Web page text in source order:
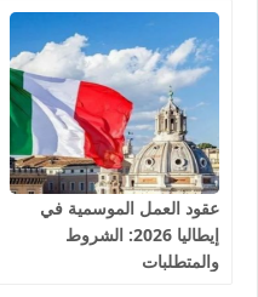
عقود العمل الموسمية في
إيطاليا 2026: الشروط
والمتطلبات